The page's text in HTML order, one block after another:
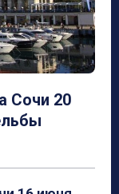
Сочи 20